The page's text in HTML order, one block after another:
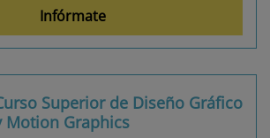
Infórmate
Superior de Diseño Gráfico
Motion Graphics